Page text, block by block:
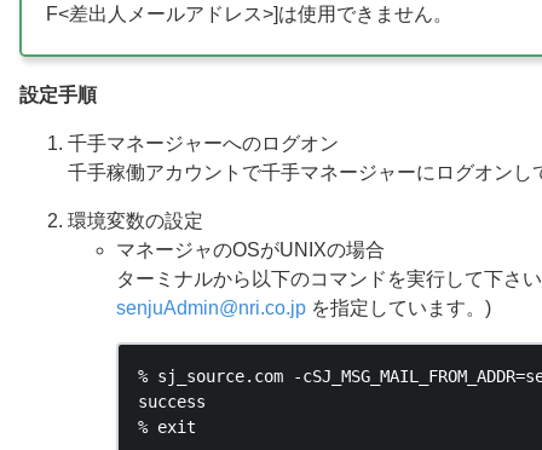
F<差出人メールアドレス>]は使用できません。
設定手順
千手マネージャーへのログオン
千手稼働アカウントで千手マネージャーにログオンし
環境変数の設定
マネージャのOSがUNIXの場合
ターミナルから以下のコマンドを実行して下さ
senjuAdmin@nri.co.jp を指定しています。)
% sj_source.com -
success